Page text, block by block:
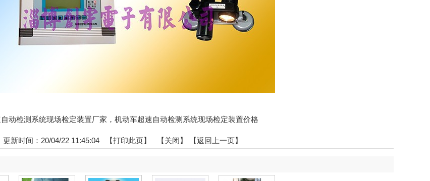
动检测系统现场检定装置厂家，机动车超速自动检测系统现场检定装置价格
更新时间：20/04/22 11:45:04 【打印此页】 【关闭】 【返回上一页】